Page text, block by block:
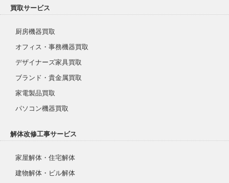
買取サービス
厨房機器買取
オフィス・事務機器買取
デザイナーズ家具買取
ブランド・貴金属買取
家電製品買取
パソコン機器買取
解体改修工事サービス
家屋解体・住宅解体
建物解体・ビル解体